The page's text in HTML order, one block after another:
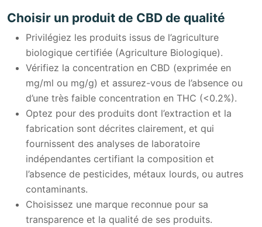
Choisir un produit de CBD de qualité
Privilégiez les produits issus de l’agriculture
biologique certifiée (Agriculture Biologique).
Vérifiez la concentration en CBD (exprimée en
mg/ml ou mg/g) et assurez-vous de l’absence ou
d’une très faible concentration en THC (<0.2%).
Optez pour des produits dont l’extraction et la
fabrication sont décrites clairement, et qui
fournissent des analyses de laboratoire
indépendantes certifiant la composition et
l’absence de pesticides, métaux lourds, ou autres
contaminants.
Choisissez une marque reconnue pour sa
transparence et la qualité de ses produits.